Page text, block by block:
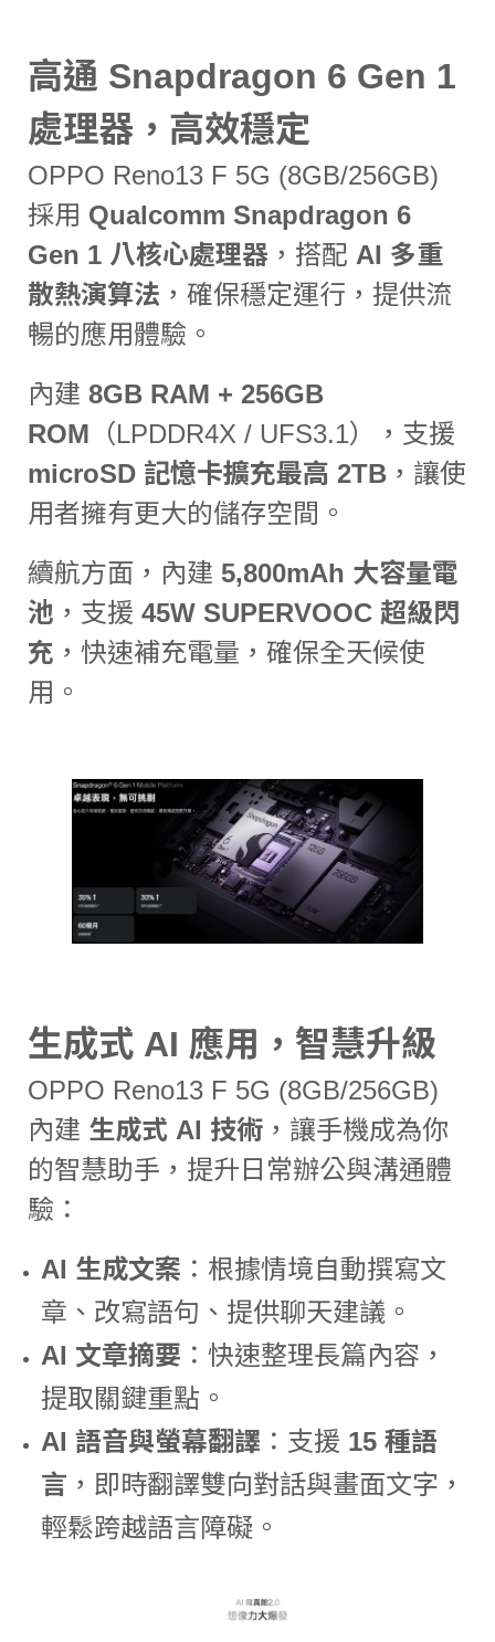
高通 Snapdragon 6 Gen 1
處理器，高效穩定
OPPO Reno13 F 5G (8GB/256GB)
採用 Qualcomm Snapdragon 6
Gen 1 八核心處理器 ，搭配 AI 多重
散熱演算法 ，確保穩定運行，提供流
暢的應用體驗。
內建 8GB RAM + 256GB
ROM （LPDDR4X / UFS3.1），支援
microSD 記憶卡擴充最高 2TB ，讓使
用者擁有更大的儲存空間。
續航方面，內建 5,800mAh 大容量電
池 ，支援 45W SUPERVOOC 超級閃
充 ，快速補充電量，確保全天候使
用。
生成式 AI 應用，智慧升級
OPPO Reno13 F 5G (8GB/256GB)
內建 生成式 AI 技術 ，讓手機成為你
的智慧助手，提升日常辦公與溝通體
驗：
AI 生成文案 ：根據情境自動撰寫文
章、改寫語句、提供聊天建議。
AI 文章摘要 ：快速整理長篇內容，
提取關鍵重點。
AI 語音與螢幕翻譯 ：支援 15 種語
言 ，即時翻譯雙向對話與畫面文字，
輕鬆跨越語言障礙。